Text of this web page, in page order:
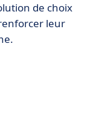
de choix
leur